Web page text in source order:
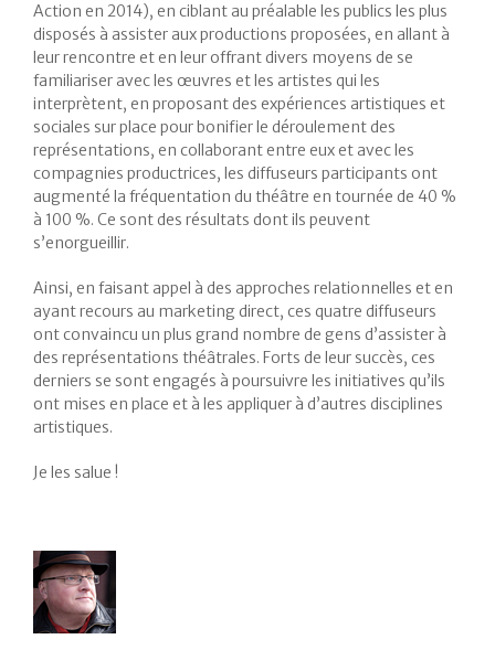
Action en 2014), en ciblant au préalable les publics les plus
disposés à assister aux productions proposées, en allant à
leur rencontre et en leur offrant divers moyens de se
familiariser avec les œuvres et les artistes qui les
interprètent, en proposant des expériences artistiques et
sociales sur place pour bonifier le déroulement des
représentations, en collaborant entre eux et avec les
compagnies productrices, les diffuseurs participants ont
augmenté la fréquentation du théâtre en tournée de 40 %
à 100 %. Ce sont des résultats dont ils peuvent
s’enorgueillir.
Ainsi, en faisant appel à des approches relationnelles et en
ayant recours au marketing direct, ces quatre diffuseurs
ont convaincu un plus grand nombre de gens d’assister à
des représentations théâtrales. Forts de leur succès, ces
derniers se sont engagés à poursuivre les initiatives qu’ils
ont mises en place et à les appliquer à d’autres disciplines
artistiques.
Je les salue !